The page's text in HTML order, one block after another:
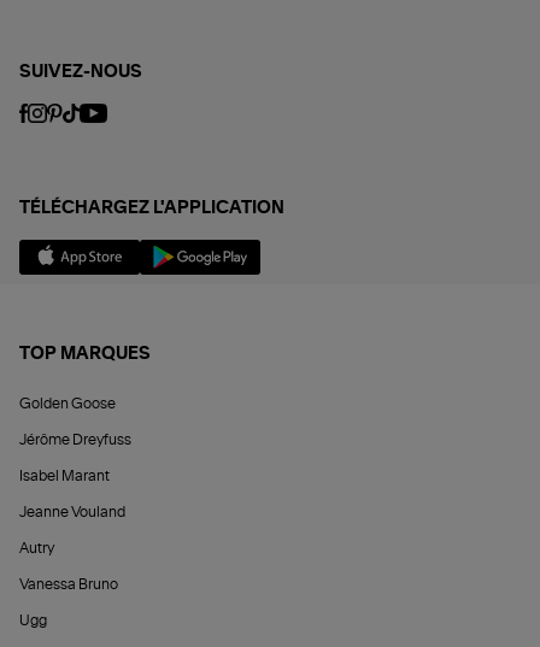
SUIVEZ-NOUS
TÉLÉCHARGEZ L'APPLICATION
TOP MARQUES
Golden Goose
Jérôme Dreyfuss
Isabel Marant
Jeanne Vouland
Autry
Vanessa Bruno
Ugg